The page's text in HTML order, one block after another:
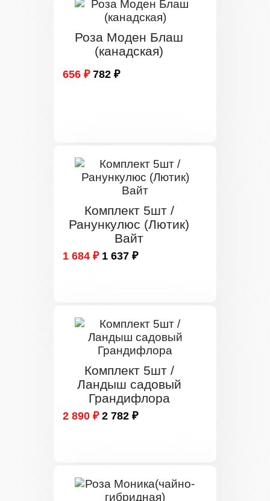
Роза Моден Блаш
(канадская)
656 ₽ 782 ₽
Комплект 5шт /
Ранункулюс (Лютик)
Вайт
1 684 ₽ 1 637 ₽
Комплект 5шт /
Ландыш садовый
Грандифлора
2 890 ₽ 2 782 ₽